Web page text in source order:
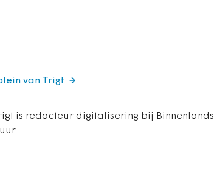
is redacteur digitalisering bij Binnenlands
van Trigt